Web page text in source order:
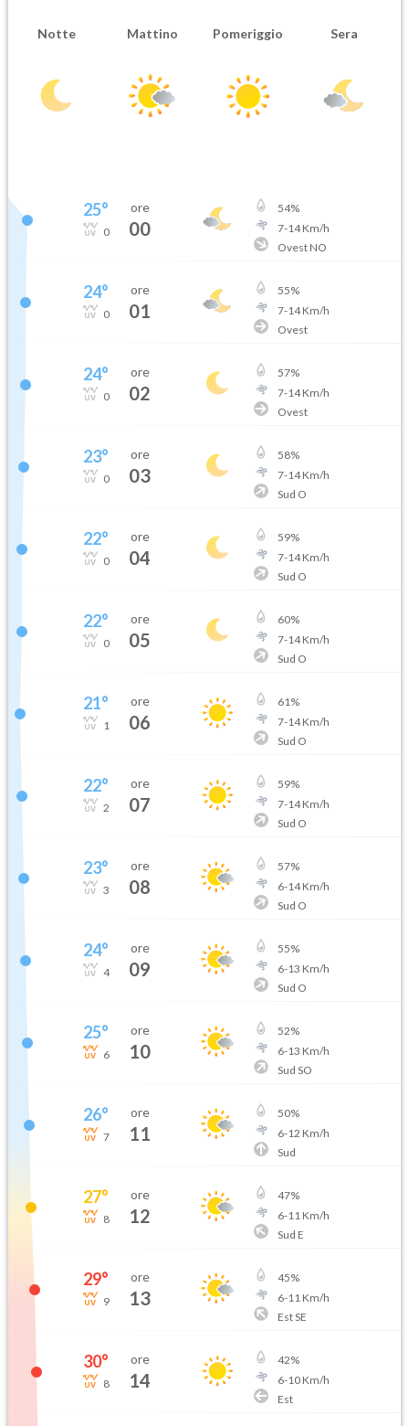
Notte Mattino Pomeriggio Sera
25°
0
ore
00
54%
7-14Km/h
Ovest NO
24°
0
ore
01
55%
7-14Km/h
Ovest
24°
0
ore
02
57%
7-14Km/h
Ovest
23°
0
ore
03
58%
7-14Km/h
Sud O
22°
0
ore
04
59%
7-14Km/h
Sud O
22°
0
ore
05
60%
7-14Km/h
Sud O
21°
1
ore
06
61%
7-14Km/h
Sud O
22°
2
ore
07
59%
7-14Km/h
Sud O
23°
3
ore
08
57%
6-14Km/h
Sud O
24°
4
ore
09
55%
6-13 Km/h
Sud O
25°
6
ore
10
52%
6-13 Km/h
Sud SO
26°
7
ore
11
50%
6-12 Km/h
Sud
27°
8
ore
12
47%
6-11 Km/h
Sud E
29°
9
ore
13
45%
6-11 Km/h
Est SE
30°
8
ore
14
42%
6-10Km/h
Est